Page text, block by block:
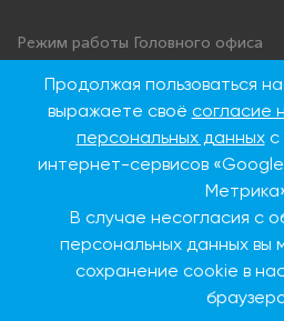
Режим работы Головного офиса
Понедельник - четверг: с 9:00 до
18:00
Суббота, воскресенье: выходные
115093, г. Москва, ул.
Продолжая пользоваться
выражаете своё согласие
персональных данныхс
интернет-сервисов
В случае несогласия с
персональных данных вы
сохранение cookie в